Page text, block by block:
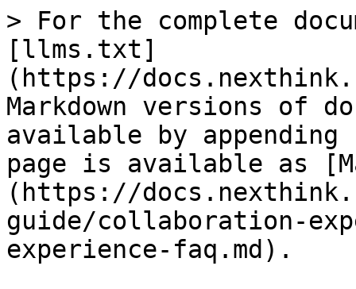
> For the complete
[llms.txt]
(https://
Markdown versions of
available by
page is available as
(https://
guide/collaboration-
experience-faq.md).